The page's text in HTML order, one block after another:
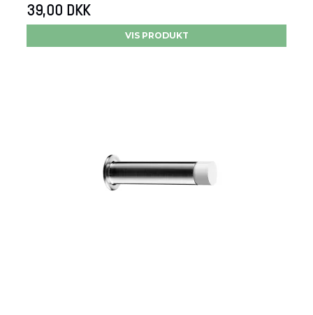
39,00 DKK
VIS PRODUKT